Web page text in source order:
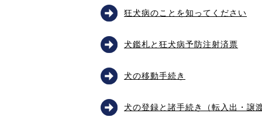
狂犬病のことを知ってください
犬鑑札と狂犬病予防注射済票
犬の移動手続き
犬の登録と諸手続き（転入出・譲